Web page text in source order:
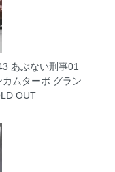
あぶない刑事01
ムターボ グラン
OUT